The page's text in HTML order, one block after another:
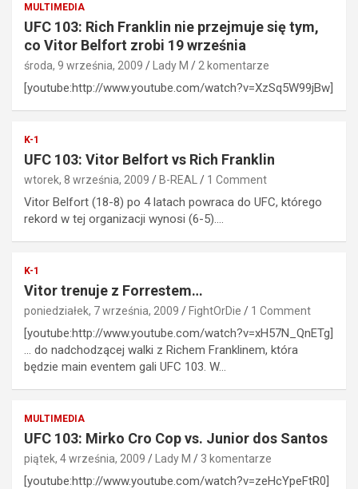
MULTIMEDIA
UFC 103: Rich Franklin nie przejmuje się tym,
co Vitor Belfort zrobi 19 września
środa, 9 września, 2009 Lady M 2 komentarze
[youtube:http://www.youtube.com/watch?v=XzSq5W99jBw]
K-1
UFC 103: Vitor Belfort vs Rich Franklin
wtorek, 8 września, 2009 B-REAL 1 Comment
Vitor Belfort (18-8) po 4 latach powraca do UFC, którego
rekord w tej organizacji wynosi (6-5).…
K-1
Vitor trenuje z Forrestem…
poniedziałek, 7 września, 2009 FightOrDie 1 Comment
[youtube:http://www.youtube.com/watch?v=xH57N_QnETg]
… do nadchodzącej walki z Richem Franklinem, która
będzie main eventem gali UFC 103. W…
MULTIMEDIA
UFC 103: Mirko Cro Cop vs. Junior dos Santos
piątek, 4 września, 2009 Lady M 3 komentarze
[youtube:http://www.youtube.com/watch?v=zeHcYpeFtR0]